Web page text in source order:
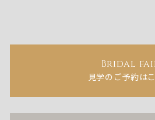
Bridal
見学のご予約は